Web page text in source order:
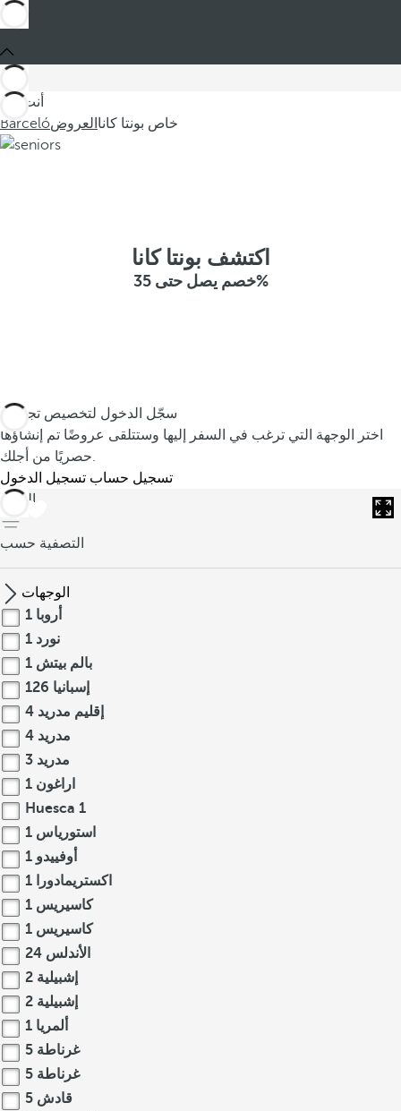
أنت في
Barcelóالعروض خاص بونتا كانا
اكتشف بونتا كانا
خصم يصل حتى 35%
سجّل الدخول لتخصيص تجربتك
حصريًا من أجلك.
تسجيل الدخول تسجيل حساب
العودة
التصفية حسب
الوجهات
أروبا 1
نورد 1
بالم بيتش 1
إسبانيا 126
إقليم مدريد 4
مدريد 4
مدريد 3
اراغون 1
Huesca 1
استورياس 1
أوفييدو 1
اكستريمادورا 1
كاسيريس 1
كاسيريس 1
الأندلس 24
إشبيلية 2
إشبيلية 2
ألمريا 1
غرناطة 5
غرناطة 5
قادش 5